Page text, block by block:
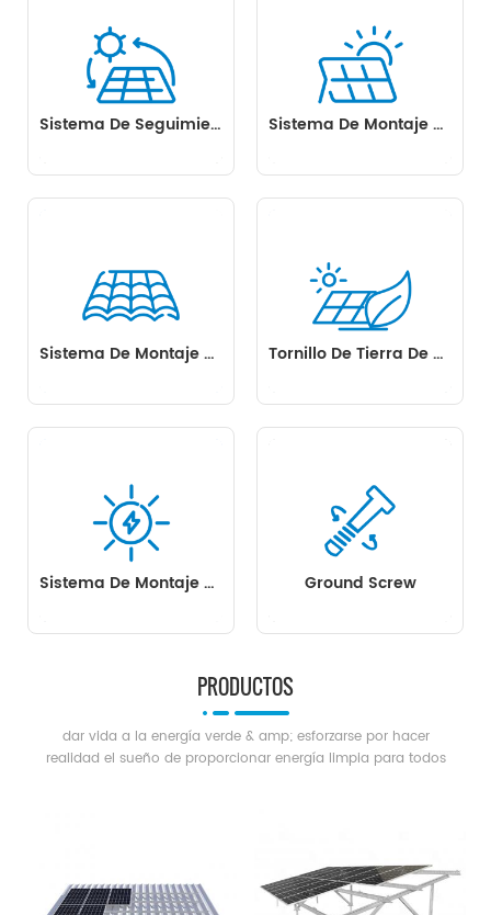
Sistema De Seguimiento De Montaje Solar Sistema De Montaje Solar En Tierra
Sistema De Montaje Solar De Techo Tornillo De Tierra De Montaje Solar
Sistema De Montaje Solar Flotante Ground Screw
PRODUCTOS
dar vida a la energía verde & amp; esforzarse por hacer
realidad el sueño de proporcionar energía limpia para todos